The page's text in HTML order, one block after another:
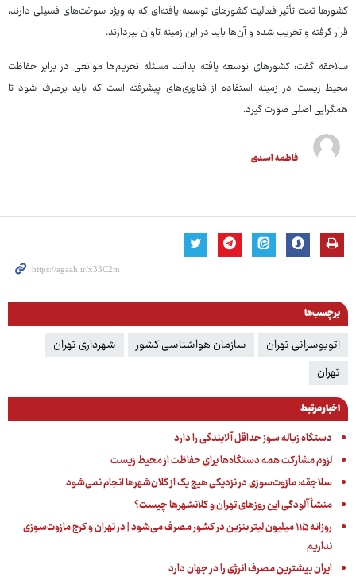
کشورها تحت تأثیر فعالیت کشورهای توسعه یافته‌ای که به ویژه سوخت‌های فسیلی دارند،
قرار گرفته و تخریب شده و آن‌ها باید در این زمینه تاوان بپردازند.
سلاجقه گفت: کشورهای توسعه یافته بدانند مسئله تحریم‌ها موانعی در برابر حفاظت
محیط زیست در زمینه استفاده از فناوری‌های پیشرفته است که باید برطرف شود تا
همگرایی اصلی صورت گیرد.
فاطمه اسدی
برچسب‌ها
اتوبوسرانی تهران سازمان هواشناسی کشور
شهرداری تهران
تهران
اخبار مرتبط
دستگاه زباله سوز حداقل آلایندگی را دارد
لزوم مشارکت همه دستگاه‌ها برای حفاظت از محیط زیست
سلاجقه: مازوت‌سوزی در نزدیکی هیچ یک از کلان‌شهرها انجام نمی‌شود
منشأ آلودگی این روزهای تهران و کلانشهرها چیست؟
روزانه ١١۵ میلیون لیتر بنزین در کشور مصرف می‌شود | در تهران و کرج مازوت‌سوزی
نداریم
ایران بیشترین مصرف انرژی را در جهان دارد